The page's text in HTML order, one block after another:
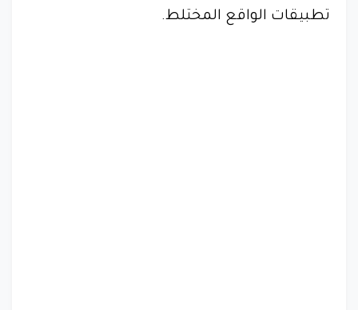
تطبيقات الواقع المختلط.